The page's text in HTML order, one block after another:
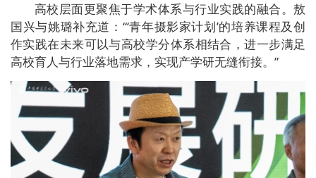
高校层面更聚焦于学术体系与行业实践的融合。敖
国兴与姚璐补充道：“‘青年摄影家计划’的培养课程及创
作实践在未来可以与高校学分体系相结合，进一步满足
高校育人与行业落地需求，实现产学研无缝衔接。”